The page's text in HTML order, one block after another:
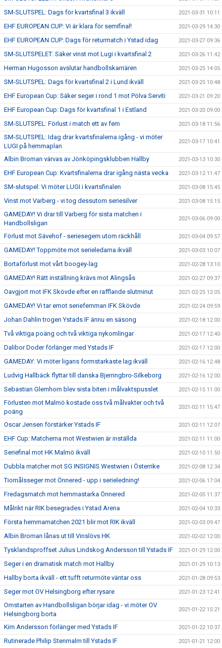
SM-SLUTSPEL: Dags för kvartsfinal 3 ikväll 2021-03-31 10:11
EHF EUROPEAN CUP: Vi är klara för semifinal! 2021-03-29 14:30
EHF EUROPEAN CUP: Dags för returmatch i Ystad idag 2021-03-27 09:36
SM-SLUTSPELET: Säker vinst mot Lugi i kvartsfinal 2 2021-03-26 11:42
Herman Hugosson avslutar handbollskarriären 2021-03-25 14:05
SM-SLUTSPEL: Dags för kvartsfinal 2 i Lund ikväll 2021-03-25 10:48
EHF European Cup: Säker seger i rond 1 mot Pölva Serviti 2021-03-21 09:20
EHF European Cup: Dags för kvartsfinal 1 i Estland 2021-03-20 09:00
SM-SLUTSPEL: Förlust i match ett av fem 2021-03-18 11:56
SM-SLUTSPEL: Idag drar kvartsfinalerna igång - vi möter
LUGI på hemmaplan
2021-03-17 10:41
Albin Broman värvas av Jönköpingsklubben Hallby 2021-03-13 10:30
EHF European Cup: Kvartsfinalerna drar igång nästa vecka 2021-03-12 11:47
SM-slutspel: Vi möter LUGI i kvartsfinalen 2021-03-08 15:45
Vinst mot Varberg - vi tog dessutom seriesilver 2021-03-08 15:15
GAMEDAY! Vi drar till Varberg för sista matchen i
Handbollsligan
2021-03-06 09:00
Förlust mot Sävehof - seriesegern utom räckhåll 2021-03-04 09:57
GAMEDAY! Toppmöte mot serieledarna ikväll 2021-03-03 10:07
Bortaförlust mot vårt boogey-lag 2021-02-28 13:10
GAMEDAY! Rätt inställning krävs mot Alingsås 2021-02-27 09:37
Oavgjort mot IFK Skövde efter en rafflande slutminut 2021-02-25 12:05
GAMEDAY! Vi tar emot seriefemman IFK Skövde 2021-02-24 09:59
Johan Dahlin trogen Ystads IF ännu en säsong 2021-02-18 12:00
Två viktiga poäng och två viktiga nykomlingar 2021-02-17 12:40
Dalibor Doder förlänger med Ystads IF 2021-02-17 12:00
GAMEDAY: Vi möter ligans formstarkaste lag ikväll 2021-02-16 12:48
Ludvig Hallbäck flyttar till danska Bjerringbro-Silkeborg 2021-02-16 12:00
Sebastian Glemhorn blev sista biten i målvaktspusslet 2021-02-15 11:00
Förlusten mot Malmö kostade oss två målvakter och två
poäng
2021-02-11 15:47
Oscar Jensen förstärker Ystads IF 2021-02-11 12:07
EHF Cup: Matcherna mot Westwien är inställda 2021-02-11 11:00
Seriefinal mot HK Malmö ikväll 2021-02-10 11:50
Dubbla matcher mot SG INSIGNIS Westwien i Österrike 2021-02-08 12:34
Tiomålsseger mot Önnered - upp i serieledning! 2021-02-06 17:04
Fredagsmatch mot hemmastarka Önnered 2021-02-05 11:37
Målrikt när RIK besegrades i Ystad Arena 2021-02-04 10:33
Första hemmamatchen 2021 blir mot RIK ikväll 2021-02-03 09:47
Albin Broman lånas ut till Vinslövs HK 2021-02-02 12:00
Tysklandsproffset Julius Lindskog Andersson till Ystads IF 2021-01-29 12:00
Seger i en dramatisk match mot Hallby 2021-01-29 10:13
Hallby borta ikväll - ett tufft returmöte väntar oss 2021-01-28 09:53
Seger mot OV Helsingborg efter rysare 2021-01-23 12:41
Omstarten av Handbollsligan börjar idag - vi möter OV
Helsingborg borta
2021-01-22 15:21
Kim Andersson förlänger med Ystads IF 2021-01-22 10:37
Rutinerade Philip Stenmalm till Ystads IF 2021-01-21 12:00